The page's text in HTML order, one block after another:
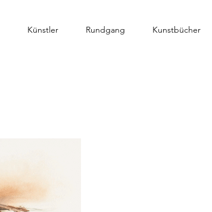
Künstler Rundgang Kunstbücher